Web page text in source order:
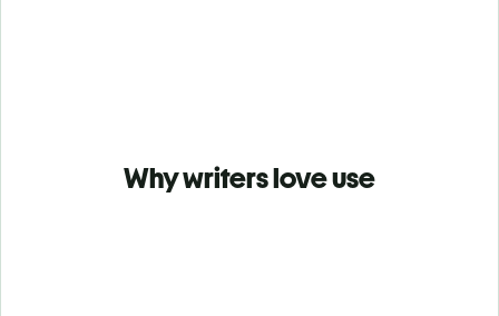
Why writers love use